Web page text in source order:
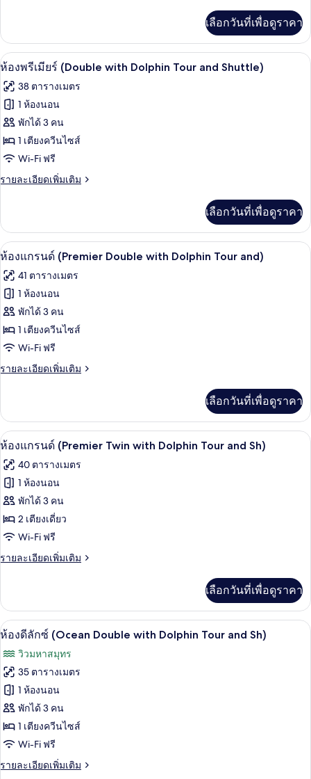
Tour
and
Shuttle)
เกี่ยว
กับ
ห้อง
(Twin
with
Dolphin
Tour
and
Shuttle)
เลือกวันที่เพื่อดูราคา
เปิด
ภาพถ่าย
ทั้งหมด
ของ
ห้อง
พรีเมียร์
(Double
Tour
and
Shuttle)
มินิบาร์, ตู้นิรภัยในห้องพัก, โต๊ะทำงาน,
6
ห้องพรีเมียร์ (Double with Dolphin Tour and Shuttle)
38 ตารางเมตร
1 ห้องนอน
พักได้ 3 คน
1 เตียงควีนไซส์
Wi-Fi ฟรี
รายละเอียดเพิ่มเติม
ราย
เกี่ยว
กับ
ห้อง
(Double
with
Dolphin
Tour
and
Shuttle)
เลือกวันที่เพื่อดูราคา
เปิด
ภาพถ่าย
ทั้งหมด
ของ
ห้อง
แก
รนด์
with
Dolphin
Tour
and)
มินิบาร์, ตู้นิรภัยในห้องพัก, โต๊ะทำงาน,
7
ห้องแกรนด์ (Premier Double with Dolphin Tour and)
41 ตารางเมตร
1 ห้องนอน
พักได้ 3 คน
1 เตียงควีนไซส์
Wi-Fi ฟรี
รายละเอียดเพิ่มเติม
ราย
เกี่ยว
กับ
ห้อง
รนด์
(Premier
Double
with
Dolphin
Tour
and)
เลือกวันที่เพื่อดูราคา
เปิด
ภาพถ่าย
ทั้งหมด
ของ
ห้อง
แก
รนด์
with
Dolphin
Tour
and
Sh)
มินิบาร์, ตู้นิรภัยในห้องพัก, โต๊ะทำงาน,
5
ห้องแกรนด์ (Premier Twin with Dolphin Tour and Sh)
40 ตารางเมตร
1 ห้องนอน
พักได้ 3 คน
2 เตียงเดี่ยว
Wi-Fi ฟรี
รายละเอียดเพิ่มเติม
ราย
เกี่ยว
กับ
ห้อง
รนด์
(Premier
Twin
with
Dolphin
Tour
and
Sh)
เลือกวันที่เพื่อดูราคา
เปิด
ภาพถ่าย
ทั้งหมด
ของ
ห้อง
ดี
ลัก
ซ์
มินิบาร์, ตู้นิรภัยในห้องพัก, โต๊ะทำงาน,
5
ห้องดีลักซ์ (Ocean Double with Dolphin Tour and Sh)
วิวมหาสมุทร
35 ตารางเมตร
1 ห้องนอน
พักได้ 3 คน
1 เตียงควีนไซส์
Wi-Fi ฟรี
รายละเอียดเพิ่มเติม
ราย